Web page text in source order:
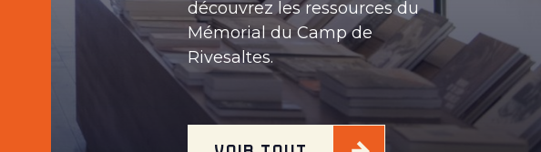
découvrez les ressources du
Mémorial du Camp de
Rivesaltes.